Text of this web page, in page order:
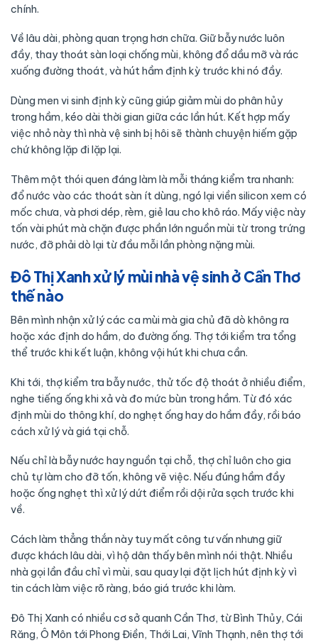
chính.
Về lâu dài, phòng quan trọng hơn chữa. Giữ bẫy nước luôn
đầy, thay thoát sàn loại chống mùi, không đổ dầu mỡ và rác
xuống đường thoát, và hút hầm định kỳ trước khi nó đầy.
Dùng men vi sinh định kỳ cũng giúp giảm mùi do phân hủy
trong hầm, kéo dài thời gian giữa các lần hút. Kết hợp mấy
việc nhỏ này thì nhà vệ sinh bị hôi sẽ thành chuyện hiếm gặp
chứ không lặp đi lặp lại.
Thêm một thói quen đáng làm là mỗi tháng kiểm tra nhanh:
đổ nước vào các thoát sàn ít dùng, ngó lại viền silicon xem có
mốc chưa, và phơi dép, rèm, giẻ lau cho khô ráo. Mấy việc này
tốn vài phút mà chặn được phần lớn nguồn mùi từ trong trứng
nước, đỡ phải dò lại từ đầu mỗi lần phòng nặng mùi.
Đô Thị Xanh xử lý mùi nhà vệ sinh ở Cần Thơ
thế nào
Bên mình nhận xử lý các ca mùi mà gia chủ đã dò không ra
hoặc xác định do hầm, do đường ống. Thợ tới kiểm tra tổng
thể trước khi kết luận, không vội hút khi chưa cần.
Khi tới, thợ kiểm tra bẫy nước, thử tốc độ thoát ở nhiều điểm,
nghe tiếng ống khi xả và đo mức bùn trong hầm. Từ đó xác
định mùi do thông khí, do nghẹt ống hay do hầm đầy, rồi báo
cách xử lý và giá tại chỗ.
Nếu chỉ là bẫy nước hay nguồn tại chỗ, thợ chỉ luôn cho gia
chủ tự làm cho đỡ tốn, không vẽ việc. Nếu đúng hầm đầy
hoặc ống nghẹt thì xử lý dứt điểm rồi dội rửa sạch trước khi
về.
Cách làm thẳng thắn này tuy mất công tư vấn nhưng giữ
được khách lâu dài, vì hộ dân thấy bên mình nói thật. Nhiều
nhà gọi lần đầu chỉ vì mùi, sau quay lại đặt lịch hút định kỳ vì
tin cách làm việc rõ ràng, báo giá trước khi làm.
Đô Thị Xanh có nhiều cơ sở quanh Cần Thơ, từ Bình Thủy, Cái
Răng, Ô Môn tới Phong Điền, Thới Lai, Vĩnh Thạnh, nên thợ tới